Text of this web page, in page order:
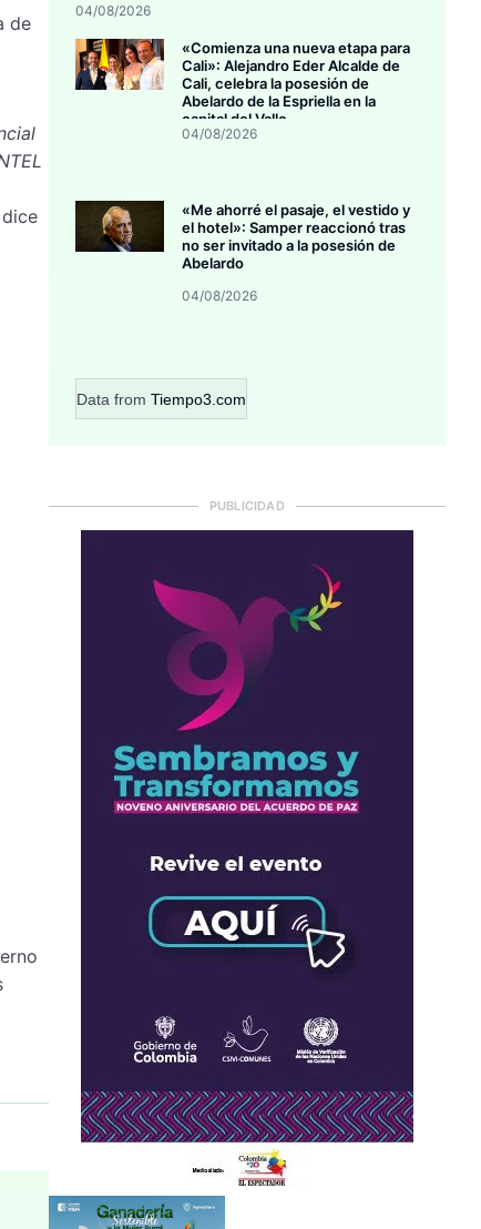
de
04/08/2026
«Comienza una nueva etapa para
Cali»: Alejandro Eder Alcalde de
Cali, celebra la posesión de
Abelardo de la Espriella en la
capital del Valle
04/08/2026
«Me ahorré el pasaje, el vestido y
el hotel»: Samper reaccionó tras
no ser invitado a la posesión de
Abelardo
04/08/2026
Data from Tiempo3.com
PUBLICIDAD